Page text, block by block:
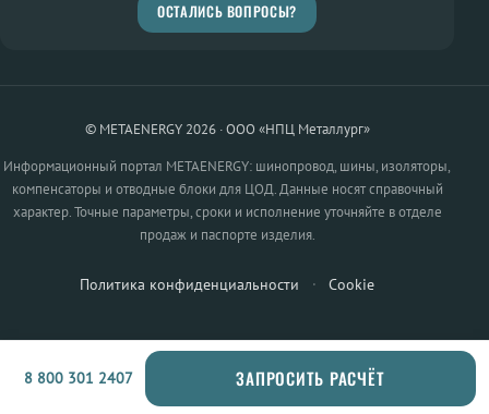
ОСТАЛИСЬ ВОПРОСЫ?
© METAENERGY 2026 · ООО «НПЦ Металлург»
Информационный портал METAENERGY: шинопровод, шины, изоляторы,
компенсаторы и отводные блоки для ЦОД. Данные носят справочный
характер. Точные параметры, сроки и исполнение уточняйте в отделе
продаж и паспорте изделия.
Политика конфиденциальности · Cookie
8 800 301 2407 ЗАПРОСИТЬ РАСЧЁТ